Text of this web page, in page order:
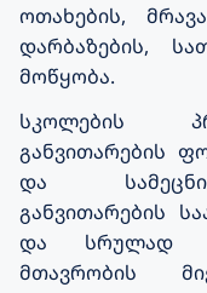
ოთახების,
დარბაზების,
მოწყობა.
სკოლების
განვითარების
და
განვითარების
და სრულად
მთავრობის